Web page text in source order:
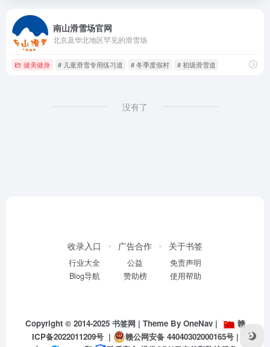
南山滑雪场官网
北京及华北地区罕见的滑雪场
健美健身 # 儿童滑雪专用练习道 # 冬季度假村 # 初级滑雪道
没有了
收录入口
行业大全
Blog导航
广告合作
公益
赞助榜
关于书签
免责声明
使用帮助
Copyright © 2014-2025 书签网 | Theme By OneNav|
赣
ICP备2022011209号| 赣公网安备 44040302000165号|